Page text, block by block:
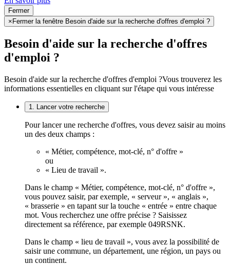
Fermer
× Fermer la fenêtre Besoin d'aide sur la recherche d'offres d'emploi ?
Besoin d'aide sur la recherche d'offres
d'emploi ?
Besoin d'aide sur la recherche d'offres d'emploi ?Vous trouverez les
informations essentielles en cliquant sur l'étape qui vous intéresse
1. Lancer votre recherche
Pour lancer une recherche d'offres, vous devez saisir au moins
un des deux champs :
« Métier, compétence, mot-clé, n° d'offre »
ou
« Lieu de travail ».
Dans le champ « Métier, compétence, mot-clé, n° d'offre »,
vous pouvez saisir, par exemple, « serveur », « anglais »,
« brasserie » en tapant sur la touche « entrée » entre chaque
mot. Vous recherchez une offre précise ? Saisissez
directement sa référence, par exemple 049RSNK.
Dans le champ « lieu de travail », vous avez la possibilité de
saisir une commune, un département, une région, un pays ou
un continent.